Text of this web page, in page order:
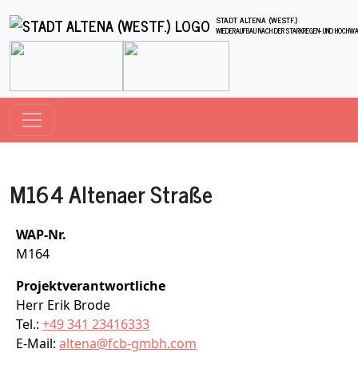
STADT ALTENA (WESTF.)
WIEDERAUFBAU NACH DER STARKREGEN- UND
M164 Altenaer Straße
WAP-Nr.
M164
Projektverantwortliche
Herr Erik Brode
Tel.: +49 341 23416333
E-Mail: altena@fcb-gmbh.com